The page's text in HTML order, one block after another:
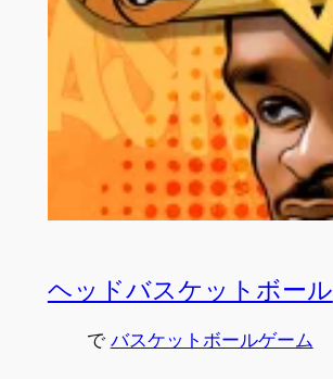
ヘッドバスケットボール
で バスケットボールゲーム